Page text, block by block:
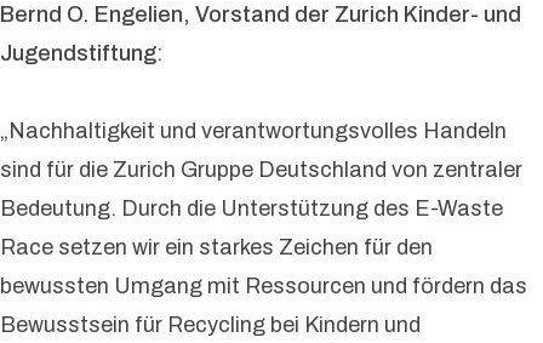
Bernd O. Engelien, Vorstand der Zurich Kinder- und
Jugendstiftung:
„Nachhaltigkeit und verantwortungsvolles Handeln
sind für die Zurich Gruppe Deutschland von zentraler
Bedeutung. Durch die Unterstützung des E-Waste
Race setzen wir ein starkes Zeichen für den
bewussten Umgang mit Ressourcen und fördern das
Bewusstsein für Recycling bei Kindern und